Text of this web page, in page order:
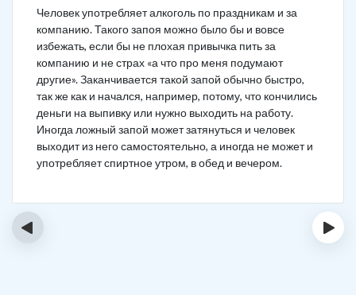
Человек употребляет алкоголь по праздникам и за
компанию. Такого запоя можно было бы и вовсе
избежать, если бы не плохая привычка пить за
компанию и не страх «а что про меня подумают
другие». Заканчивается такой запой обычно быстро,
так же как и начался, например, потому, что кончились
деньги на выпивку или нужно выходить на работу.
Иногда ложный запой может затянуться и человек
выходит из него самостоятельно, а иногда не может и
употребляет спиртное утром, в обед и вечером.
‹ ›